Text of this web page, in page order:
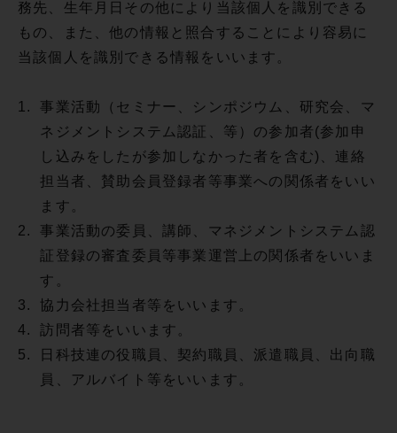
務先、生年月日その他により当該個人を識別できる
もの、また、他の情報と照合することにより容易に
当該個人を識別できる情報をいいます。
1.
事業活動（セミナー、シンポジウム、研究会、マ
ネジメントシステム認証、等）の参加者(参加申
し込みをしたが参加しなかった者を含む)、連絡
担当者、賛助会員登録者等事業への関係者をいい
ます。
2.
事業活動の委員、講師、マネジメントシステム認
証登録の審査委員等事業運営上の関係者をいいま
す。
3.
協力会社担当者等をいいます。
4.
訪問者等をいいます。
5.
日科技連の役職員、契約職員、派遣職員、出向職
員、アルバイト等をいいます。